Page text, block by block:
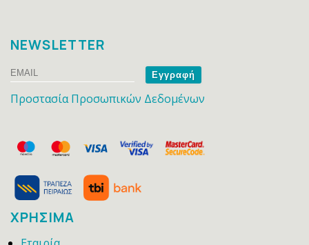
NEWSLETTER
Email
Name
Προστασία Προσωπικών Δεδομένων
ΧΡΗΣΙΜΑ